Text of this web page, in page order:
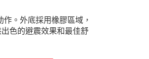
。外底採用橡膠區域，
色的避震效果和最佳舒